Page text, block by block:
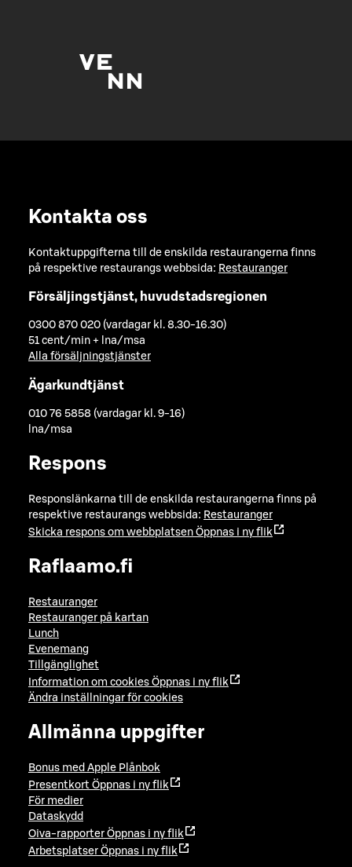
Kontakta oss
Kontaktuppgifterna till de enskilda restaurangerna finns
på respektive restaurangs webbsida: Restauranger
Försäljingstjänst, huvudstadsregionen
0300 870 020 (vardagar kl. 8.30-16.30)
51 cent/min + lna/msa
Alla försäljningstjänster
Ägarkundtjänst
010 76 5858 (vardagar kl. 9-16)
lna/msa
Respons
Responslänkarna till de enskilda restaurangerna finns på
respektive restaurangs webbsida: Restauranger
Skicka respons om webbplatsen Öppnas i ny flik
Raflaamo.fi
Restauranger
Restauranger på kartan
Lunch
Evenemang
Tillgänglighet
Information om cookies Öppnas i ny flik
Ändra inställningar för cookies
Allmänna uppgifter
Bonus med Apple Plånbok
Presentkort Öppnas i ny flik
För medier
Dataskydd
Oiva-rapporter Öppnas i ny flik
Arbetsplatser Öppnas i ny flik